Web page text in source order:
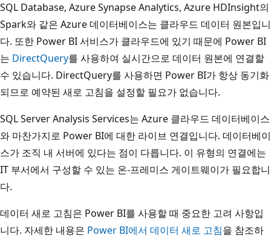
SQL Database, Azure Synapse Analytics, Azure HDInsight의
Spark와 같은 Azure 데이터베이스는 클라우드 데이터 원본입니
다. 또한 Power BI 서비스가 클라우드에 있기 때문에 Power BI
는 DirectQuery를 사용하여 실시간으로 데이터 원본에 연결할
수 있습니다. DirectQuery를 사용하면 Power BI가 항상 동기화
되므로 예약된 새로 고침을 설정할 필요가 없습니다.
SQL Server Analysis Services는 Azure 클라우드 데이터베이스
와 마찬가지로 Power BI에 대한 라이브 연결입니다. 데이터베이
스가 조직 내 서버에 있다는 점이 다릅니다. 이 유형의 연결에는
IT 부서에서 구성할 수 있는 온-프레미스 게이트웨이가 필요합니
다.
데이터 새로 고침은 Power BI를 사용할 때 중요한 고려 사항입
니다. 자세한 내용은 Power BI에서 데이터 새로 고침을 참조하